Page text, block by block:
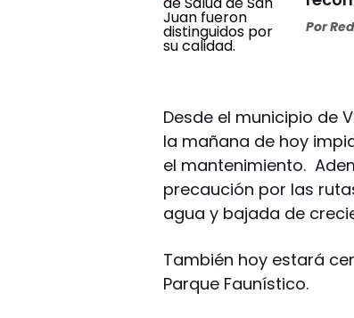
Por
Desde el municipio de
la mañana de hoy
el mantenimiento.
precaución por las
agua y bajada de
También hoy estará
Parque Faunístico.